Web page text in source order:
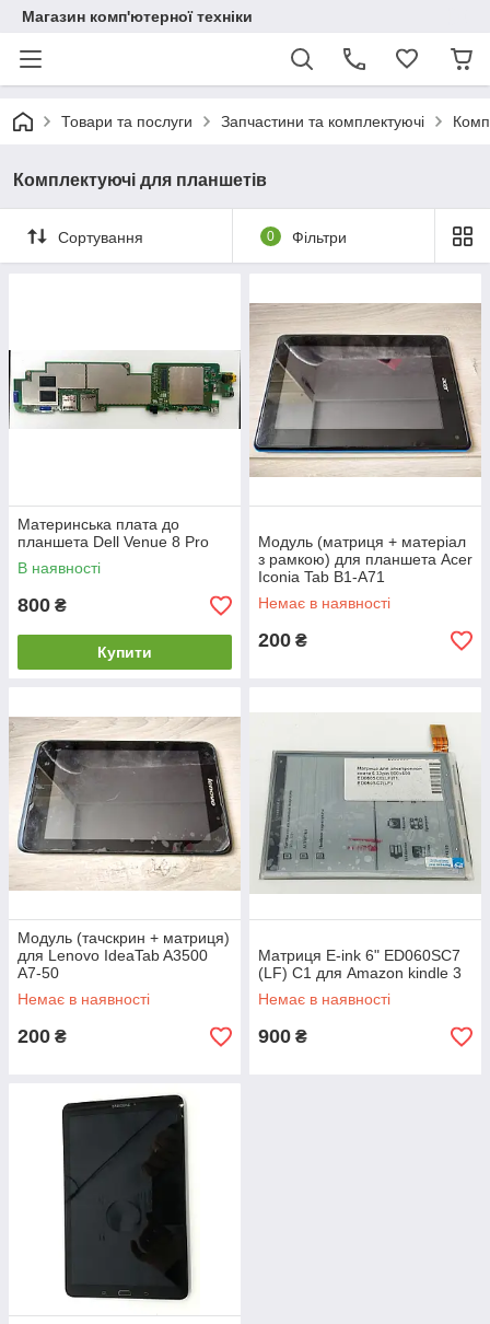
Магазин комп'ютерної техніки
Товари та послуги Запчастини та комплектуючі
Комплектуючі для планшетів
Сортування 0 Фільтри
Материнська плата до
планшета Dell Venue 8 Pro
В наявності
800 ₴
Купити
Модуль (матриця + матеріал
з рамкою) для планшета Acer
Iconia Tab B1-A71
Немає в наявності
200 ₴
Модуль (тачскрин + матриця)
для Lenovo IdeaTab A3500
A7-50
Немає в наявності
200 ₴
Матриця E-ink 6" ED060SC7
(LF) C1 для Amazon kindle 3
Немає в наявності
900 ₴